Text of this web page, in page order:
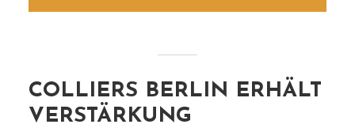
COLLIERS BERLIN ERHÄLT
VERSTÄRKUNG